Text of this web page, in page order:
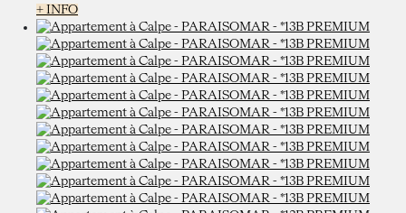
+ INFO